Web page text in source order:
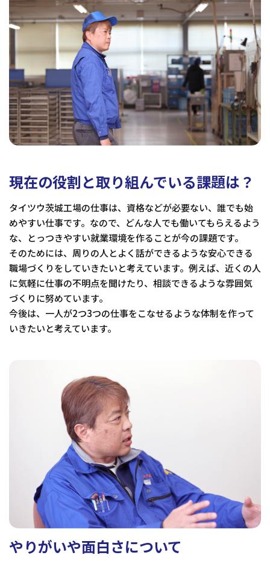
現在の役割と取り組んでいる課題は？
タイツウ茨城工場の仕事は、資格などが必要ない、誰でも始
めやすい仕事です。なので、どんな人でも働いてもらえるよう
な、とっつきやすい就業環境を作ることが今の課題です。
そのためには、周りの人とよく話ができるような安心できる
職場づくりをしていきたいと考えています。例えば、近くの人
に気軽に仕事の不明点を聞けたり、相談できるような雰囲気
づくりに努めています。
今後は、一人が2つ3つの仕事をこなせるような体制を作って
いきたいと考えています。
やりがいや面白さについて